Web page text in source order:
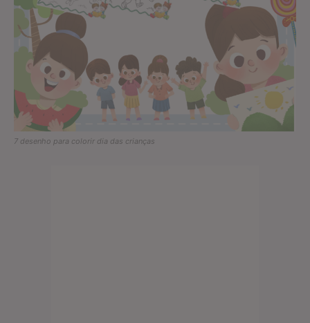
7 desenho para colorir dia das crianças